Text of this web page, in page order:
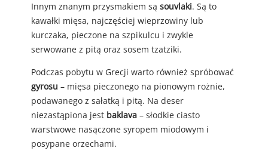
Innym znanym przysmakiem są souvlaki. Są to
kawałki mięsa, najczęściej wieprzowiny lub
kurczaka, pieczone na szpikulcu i zwykle
serwowane z pitą oraz sosem tzatziki.
Podczas pobytu w Grecji warto również spróbować
gyrosu – mięsa pieczonego na pionowym rożnie,
podawanego z sałatką i pitą. Na deser
niezastąpiona jest baklava – słodkie ciasto
warstwowe nasączone syropem miodowym i
posypane orzechami.